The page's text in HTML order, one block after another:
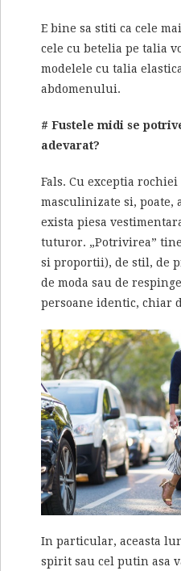
E bine sa stiti ca cele
cele cu betelia pe talia
modelele cu talia
abdomenului.
# Fustele midi se
adevarat?
Fals. Cu exceptia
masculinizate si,
exista piesa
tuturor. „Potrivirea”
si proportii), de stil, de
de moda sau de
persoane identic, chiar
In particular, aceasta
spirit sau cel putin asa